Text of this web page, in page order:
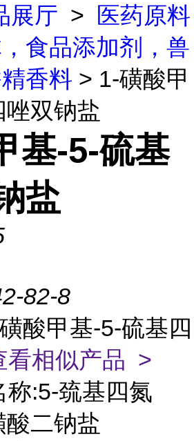
展厅 >
医药原料
食品添加剂，兽
香料 > 1-磺酸甲
双钠盐
基-5-硫基
盐
82-8
酸甲基-5-硫基四
看相似产品 >
称:5-巯基四氮
二钠盐